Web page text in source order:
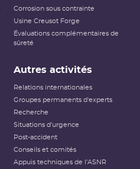
Corrosion sous contrainte
Usine Creusot Forge
Évaluations complémentaires de
sûreté
Autres activités
Relations internationales
Groupes permanents d'experts
Recherche
Situations d'urgence
Post-accident
Conseils et comités
Appuis techniques de l'ASNR